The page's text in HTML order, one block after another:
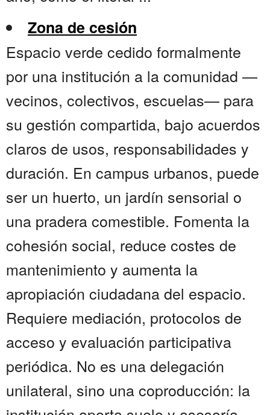
Zona de cesión
Espacio verde cedido formalmente
por una institución a la comunidad —
vecinos, colectivos, escuelas— para
su gestión compartida, bajo acuerdos
claros de usos, responsabilidades y
duración. En campus urbanos, puede
ser un huerto, un jardín sensorial o
una pradera comestible. Fomenta la
cohesión social, reduce costes de
mantenimiento y aumenta la
apropiación ciudadana del espacio.
Requiere mediación, protocolos de
acceso y evaluación participativa
periódica. No es una delegación
unilateral, sino una coproducción: la